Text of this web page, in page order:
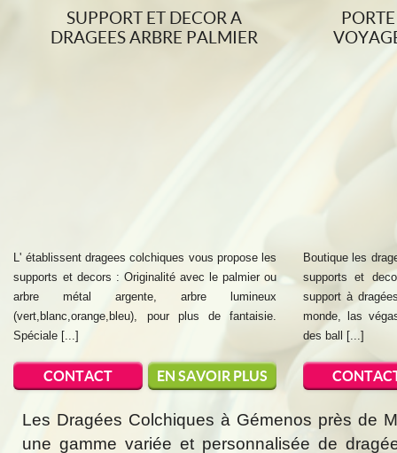
SUPPORT ET DECOR A
DRAGEES ARBRE PALMIER
L' établissent dragees colchiques vous propose les
supports et decors : Originalité avec le palmier ou
arbre métal argente, arbre lumineux
(vert,blanc,orange,bleu), pour plus de fantaisie.
Spéciale [...]
CONTACT EN SAVOIR PLUS
Boutique les
supports et
support à
monde, las
des ball [...]
Les Dragées Colchiques à Gémenos près de
une gamme variée et personnalisée de